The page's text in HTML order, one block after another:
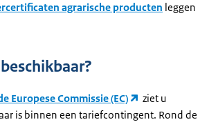
agrarische producten leggen
Europese Commissie (EC)
ziet u
is binnen een tariefcontingent. Rond de